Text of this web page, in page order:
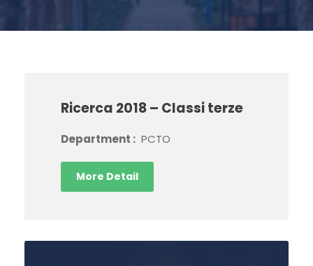
Ricerca 2018 – Classi terze
Department : PCTO
More Detail